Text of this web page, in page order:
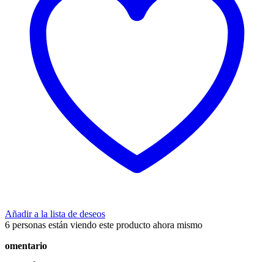
Añadir a la lista de deseos
6 personas están viendo este producto ahora mismo
omentario